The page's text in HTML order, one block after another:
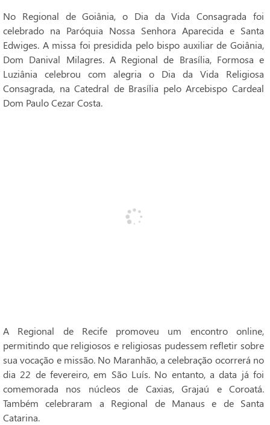
No Regional de Goiânia, o Dia da Vida Consagrada foi
celebrado na Paróquia Nossa Senhora Aparecida e Santa
Edwiges. A missa foi presidida pelo bispo auxiliar de Goiânia,
Dom Danival Milagres. A Regional de Brasília, Formosa e
Luziânia celebrou com alegria o Dia da Vida Religiosa
Consagrada, na Catedral de Brasília pelo Arcebispo Cardeal
Dom Paulo Cezar Costa.
A Regional de Recife promoveu um encontro online,
permitindo que religiosos e religiosas pudessem refletir sobre
sua vocação e missão. No Maranhão, a celebração ocorrerá no
dia 22 de fevereiro, em São Luís. No entanto, a data já foi
comemorada nos núcleos de Caxias, Grajaú e Coroatá.
Também celebraram a Regional de Manaus e de Santa
Catarina.